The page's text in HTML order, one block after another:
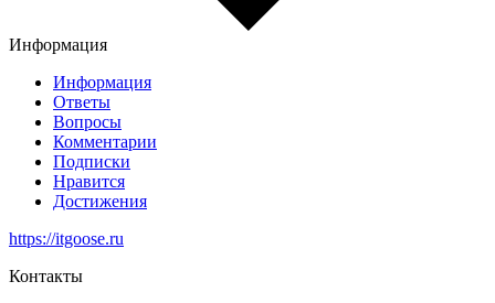
Информация
Информация
Ответы
Вопросы
Комментарии
Подписки
Нравится
Достижения
https://itgoose.ru
Контакты